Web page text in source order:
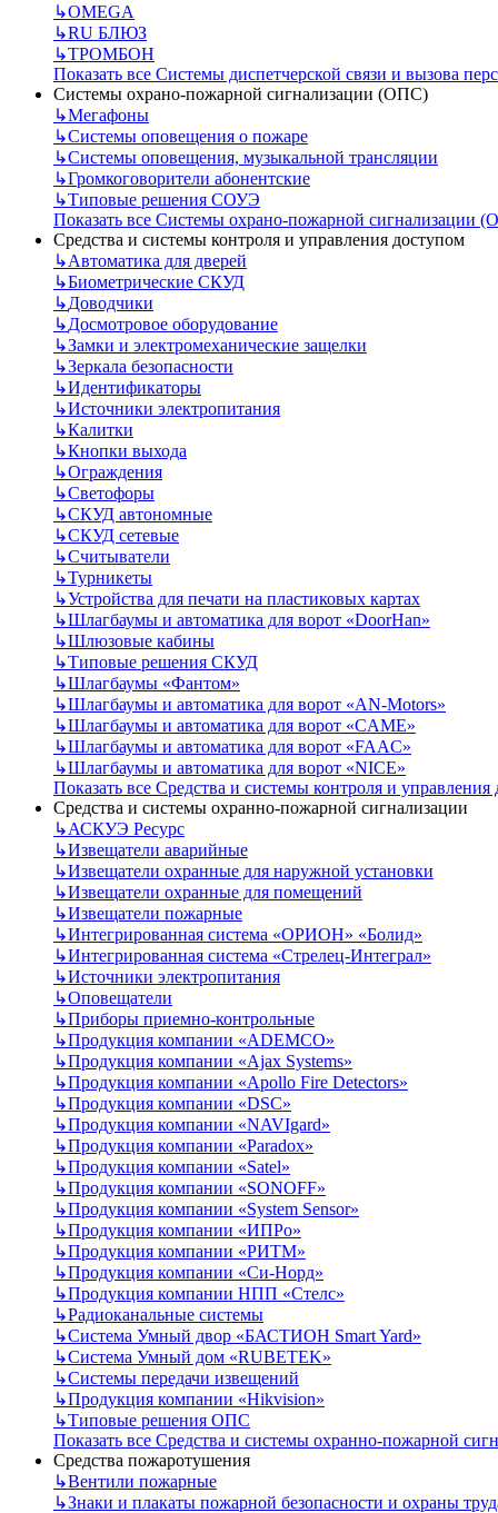
↳OMEGA
↳RU БЛЮЗ
↳ТРОМБОН
Показать все Системы диспетчерской связи и вызова
Системы охрано-пожарной сигнализации (ОПС)
↳Мегафоны
↳Системы оповещения о пожаре
↳Системы оповещения, музыкальной трансляции
↳Громкоговорители абонентские
↳Типовые решения СОУЭ
Показать все Системы охрано-пожарной сигнализации
Средства и системы контроля и управления доступом
↳Автоматика для дверей
↳Биометрические СКУД
↳Доводчики
↳Досмотровое оборудование
↳Замки и электромеханические защелки
↳Зеркала безопасности
↳Идентификаторы
↳Источники электропитания
↳Калитки
↳Кнопки выхода
↳Ограждения
↳Светофоры
↳СКУД автономные
↳СКУД сетевые
↳Считыватели
↳Турникеты
↳Устройства для печати на пластиковых картах
↳Шлагбаумы и автоматика для ворот «DoorHan»
↳Шлюзовые кабины
↳Типовые решения СКУД
↳Шлагбаумы «Фантом»
↳Шлагбаумы и автоматика для ворот «AN-Motors»
↳Шлагбаумы и автоматика для ворот «CAME»
↳Шлагбаумы и автоматика для ворот «FAAC»
↳Шлагбаумы и автоматика для ворот «NICE»
Показать все Средства и системы контроля и управления
Средства и системы охранно-пожарной сигнализации
↳АСКУЭ Ресурс
↳Извещатели аварийные
↳Извещатели охранные для наружной установки
↳Извещатели охранные для помещений
↳Извещатели пожарные
↳Интегрированная система «ОРИОН» «Болид»
↳Интегрированная система «Стрелец-Интеграл»
↳Источники электропитания
↳Оповещатели
↳Приборы приемно-контрольные
↳Продукция компании «ADEMCO»
↳Продукция компании «Ajax Systems»
↳Продукция компании «Apollo Fire Detectors»
↳Продукция компании «DSC»
↳Продукция компании «NAVIgard»
↳Продукция компании «Paradox»
↳Продукция компании «Satel»
↳Продукция компании «SONOFF»
↳Продукция компании «System Sensor»
↳Продукция компании «ИПРо»
↳Продукция компании «РИТМ»
↳Продукция компании «Си-Норд»
↳Продукция компании НПП «Стелс»
↳Радиоканальные системы
↳Система Умный двор «БАСТИОН Smart Yard»
↳Система Умный дом «RUBETEK»
↳Системы передачи извещений
↳Продукция компании «Hikvision»
↳Типовые решения ОПС
Показать все Средства и системы охранно-пожарной
Средства пожаротушения
↳Вентили пожарные
↳Знаки и плакаты пожарной безопасности и охраны